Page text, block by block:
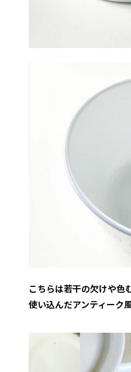
こちらは若干の欠けや色
使い込んだアンティーク